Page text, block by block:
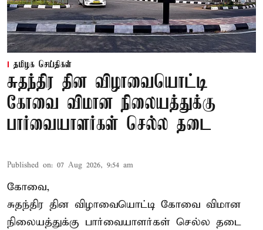
தமிழக செய்திகள்
சுதந்திர தின விழாவையொட்டி
கோவை விமான நிலையத்துக்கு
பார்வையாளர்கள் செல்ல தடை
Published on: 07 Aug 2026, 9:54 am
கோவை,
சுதந்திர தின விழாவையொட்டி கோவை விமான
நிலையத்துக்கு பார்வையாளர்கள் செல்ல தடை